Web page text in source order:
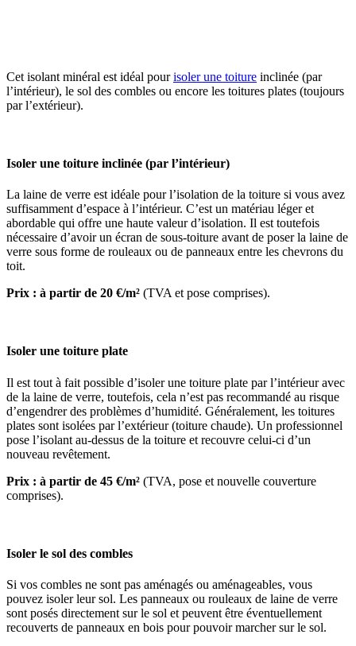
Cet isolant minéral est idéal pourisoler une toiture inclinée (par
l’intérieur), le sol des combles ou encore les toitures plates (toujours
par l’extérieur).
Isoler une toiture inclinée (par l’intérieur)
La laine de verre est idéale pour l’isolation de la toiture si vous avez
suffisamment d’espace à l’intérieur. C’est un matériau léger et
abordable qui offre une haute valeur d’isolation. Il est toutefois
nécessaire d’avoir un écran de sous-toiture avant de poser la laine de
verre sous forme de rouleaux ou de panneaux entre les chevrons du
toit.
Prix : à partir de 20 €/m² (TVA et pose comprises).
Isoler une toiture plate
Il est tout à fait possible d’isoler une toiture plate par l’intérieur avec
de la laine de verre, toutefois, cela n’est pas recommandé au risque
d’engendrer des problèmes d’humidité. Généralement, les toitures
plates sont isolées par l’extérieur (toiture chaude). Un professionnel
pose l’isolant au-dessus de la toiture et recouvre celui-ci d’un
nouveau revêtement.
Prix : à partir de 45 €/m² (TVA, pose et nouvelle couverture
comprises).
Isoler le sol des combles
Si vos combles ne sont pas aménagés ou aménageables, vous
pouvez isoler leur sol. Les panneaux ou rouleaux de laine de verre
sont posés directement sur le sol et peuvent être éventuellement
recouverts de panneaux en bois pour pouvoir marcher sur le sol.